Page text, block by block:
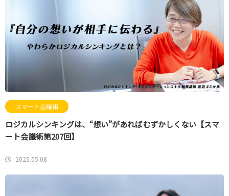
スマート会議術
ロジカルシンキングは、“想い”があればむずかしくない【スマ
ート会議術第207回】
2025.05.08